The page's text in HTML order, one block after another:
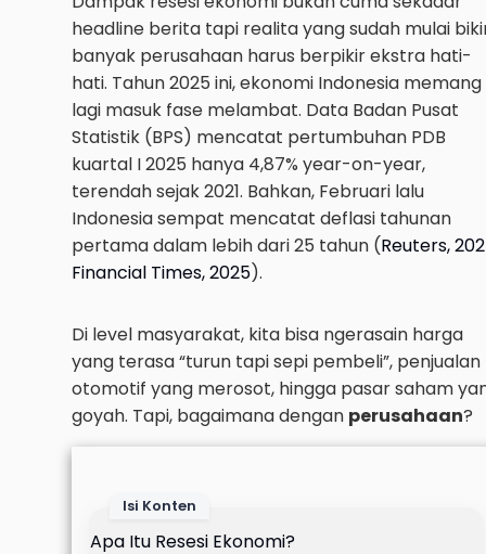
headline berita tapi realita yang sudah mulai
banyak perusahaan harus berpikir ekstra hati-
hati. Tahun 2025 ini, ekonomi Indonesia memang
lagi masuk fase melambat. Data Badan Pusat
Statistik (BPS) mencatat pertumbuhan PDB
kuartal I 2025 hanya 4,87% year-on-year,
terendah sejak 2021. Bahkan, Februari lalu
Indonesia sempat mencatat deflasi tahunan
pertama dalam lebih dari 25 tahun (Reuters,
Financial Times, 2025).
Di level masyarakat, kita bisa ngerasain harga
yang terasa “turun tapi sepi pembeli”, penjualan
otomotif yang merosot, hingga pasar saham
goyah. Tapi, bagaimana dengan perusahaan?
Isi Konten
Apa Itu Resesi Ekonomi?